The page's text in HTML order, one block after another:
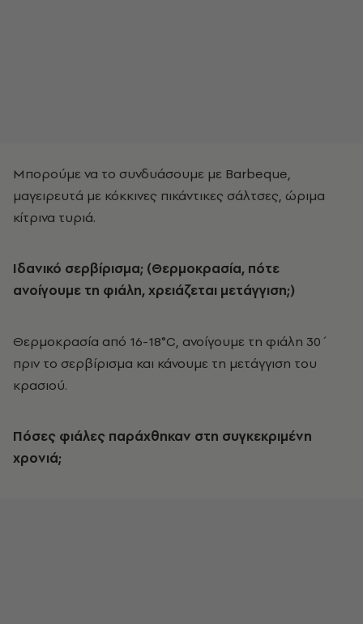
Μπορούμε να το συνδυάσουμε με Barbeque,
μαγειρευτά με κόκκινες πικάντικες σάλτσες, ώριμα
κίτρινα τυριά.
Ιδανικό σερβίρισμα; (Θερμοκρασία, πότε
ανοίγουμε τη φιάλη, χρειάζεται μετάγγιση;)
Θερμοκρασία από 16-18°C, ανοίγουμε τη φιάλη 30΄
πριν το σερβίρισμα και κάνουμε τη μετάγγιση του
κρασιού.
Πόσες φιάλες παράχθηκαν στη συγκεκριμένη
χρονιά;